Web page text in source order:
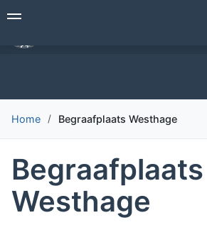
naar
gaan
Home Begraafplaats Westhage
Begraafplaats
Westhage